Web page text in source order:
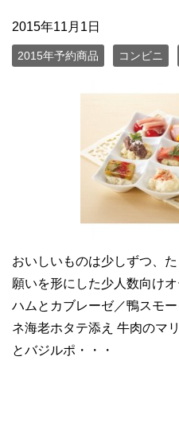
2015年11月1日
2015年予約商品 コンビニ
おいしいものは少しずつ、
願いを形にした少人数向け
ハムとカブレーゼ／鴨スモ
ネ海老ホタテ添え 牛肉のマ
とバジルポ・・・